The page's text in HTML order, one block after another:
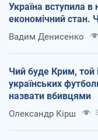
Україна вступила
економічний стан.
Вадим Денисенко
Чий буде Крим, той
українських
назвати вбивцями
Олександр Кірш